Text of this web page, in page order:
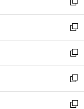
開
く
ド
ウ
で
開
く
ィ
ン
ド
ウ
で
開
く
い
ウ
ィ
ン
ド
ウ
で
開
く
新
し
い
ウ
ィ
ン
ド
ウ
で
新
し
い
ウ
ィ
ン
ド
新
し
い
ウ
ィ
新
し
い
新